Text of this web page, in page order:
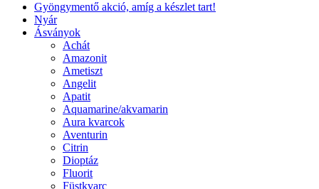
Gyöngymentő akció, amíg a készlet tart!
Nyár
Ásványok
Achát
Amazonit
Ametiszt
Angelit
Apatit
Aquamarine/akvamarin
Aura kvarcok
Aventurin
Citrin
Dioptáz
Fluorit
Füstkvarc